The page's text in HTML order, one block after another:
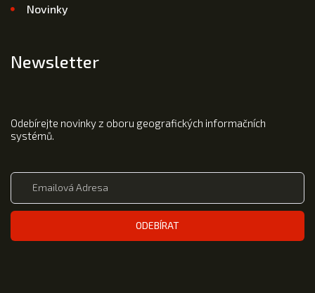
Novinky
Newsletter
Odebírejte novinky z oboru geografických informačních
systémů.
ODEBÍRAT